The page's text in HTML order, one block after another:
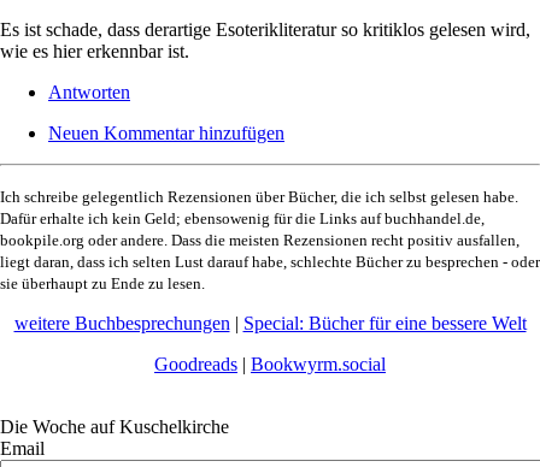
Es ist schade, dass derartige Esoterikliteratur so kritiklos gelesen wird,
wie es hier erkennbar ist.
Antworten
Neuen Kommentar hinzufügen
Ich schreibe gelegentlich Rezensionen über Bücher, die ich selbst gelesen habe.
Dafür erhalte ich kein Geld; ebensowenig für die Links auf buchhandel.de,
bookpile.org oder andere. Dass die meisten Rezensionen recht positiv ausfallen,
liegt daran, dass ich selten Lust darauf habe, schlechte Bücher zu besprechen - oder
sie überhaupt zu Ende zu lesen.
weitere Buchbesprechungen | Special: Bücher für eine bessere Welt
Goodreads | Bookwyrm.social
Die Woche auf Kuschelkirche
Email